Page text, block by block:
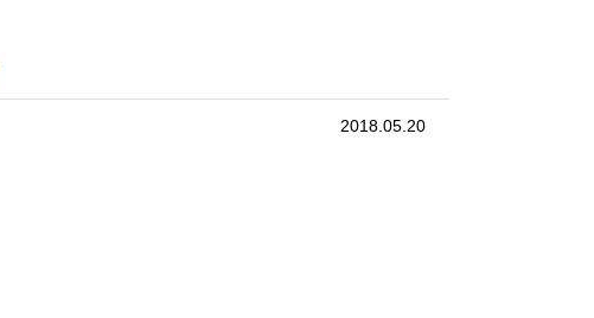
2018.05.20